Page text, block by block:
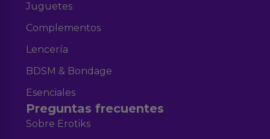
Juguetes
Complementos
Lencería
BDSM & Bondage
Esenciales
Preguntas frecuentes
Sobre Erotiks